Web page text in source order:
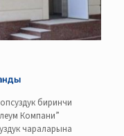
биринчи
Компани”
чараларына